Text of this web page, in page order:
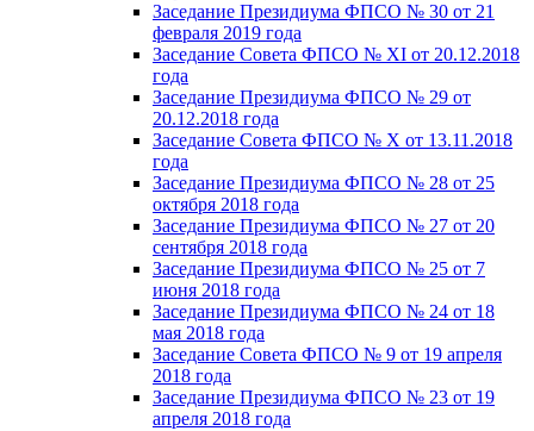
Заседание Президиума ФПСО № 30 от 21
февраля 2019 года
Заседание Совета ФПСО № XI от 20.12.2018
года
Заседание Президиума ФПСО № 29 от
20.12.2018 года
Заседание Совета ФПСО № X от 13.11.2018
года
Заседание Президиума ФПСО № 28 от 25
октября 2018 года
Заседание Президиума ФПСО № 27 от 20
сентября 2018 года
Заседание Президиума ФПСО № 25 от 7
июня 2018 года
Заседание Президиума ФПСО № 24 от 18
мая 2018 года
Заседание Совета ФПСО № 9 от 19 апреля
2018 года
Заседание Президиума ФПСО № 23 от 19
апреля 2018 года